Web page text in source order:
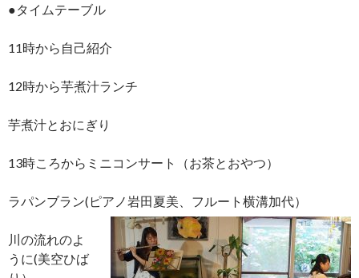
●タイムテーブル
11時から自己紹介
12時から芋煮汁ランチ
芋煮汁とおにぎり
13時ころからミニコンサート（お茶とおやつ）
ラパンブラン(ピアノ岩田夏美、フルート横溝加代）
川の流れのよ
うに(美空ひば